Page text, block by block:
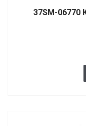
37SM-06770